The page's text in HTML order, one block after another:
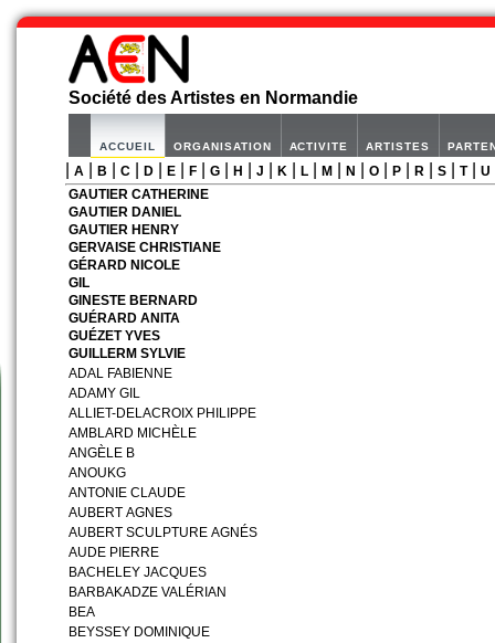
Société des Artistes en Normandie
ACCUEIL ORGANISATION ACTIVITE ARTISTES
A B C| D| E| F| G| H J K L| M| N O| P| R S| T| U
GAUTIER CATHERINE
GAUTIER DANIEL
GAUTIER HENRY
GERVAISE CHRISTIANE
GÉRARD NICOLE
GIL
GINESTE BERNARD
GUÉRARD ANITA
GUÉZET YVES
GUILLERM SYLVIE
ADAL FABIENNE
ADAMY GIL
ALLIET-DELACROIX PHILIPPE
AMBLARD MICHÈLE
ANGÈLE B
ANOUKG
ANTONIE CLAUDE
AUBERT AGNES
AUBERT SCULPTURE AGNÉS
AUDE PIERRE
BACHELEY JACQUES
BARBAKADZE VALÉRIAN
BEA
BEYSSEY DOMINIQUE